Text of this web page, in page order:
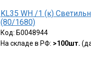
KL35 WH /1 (к)
(80/1680)
Код: Б0048944
На складе в РФ: >100шт.